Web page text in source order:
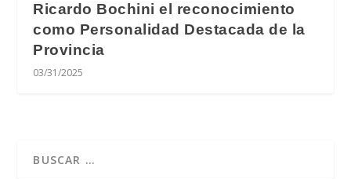
Ricardo Bochini el reconocimiento
como Personalidad Destacada de la
Provincia
03/31/2025